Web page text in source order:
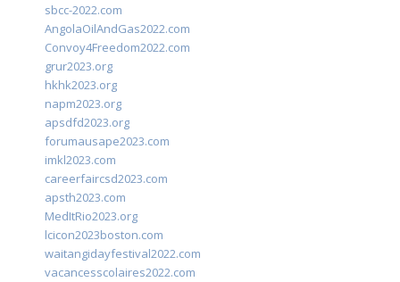
sbcc-2022.com
AngolaOilAndGas2022.com
Convoy4Freedom2022.com
grur2023.org
hkhk2023.org
napm2023.org
apsdfd2023.org
forumausape2023.com
imkl2023.com
careerfaircsd2023.com
apsth2023.com
MedItRio2023.org
lcicon2023boston.com
waitangidayfestival2022.com
vacancesscolaires2022.com